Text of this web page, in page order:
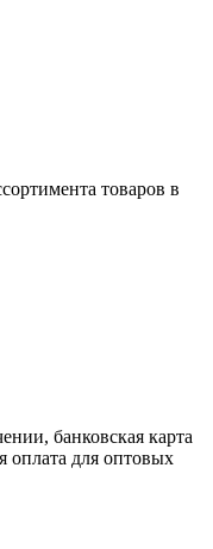
товаров в
банковская карта
оплата для оптовых